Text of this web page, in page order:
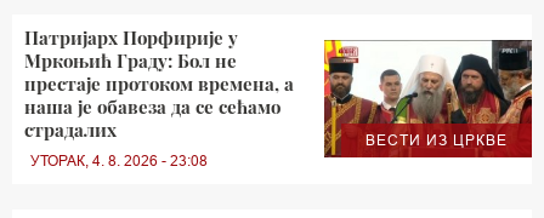
ВЕСТИ ИЗ ЦРКВЕ
Патријарх Порфирије у
Мркоњић Граду: Бол не
престаје протоком времена, а
наша је обавеза да се сећамо
страдалих
УТОРАК, 4. 8. 2026 - 23:08